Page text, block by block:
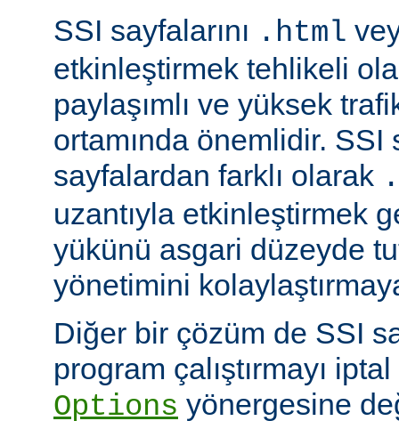
SSI sayfalarını .html
etkinleştirmek tehlikeli
paylaşımlı ve yüksek
ortamında önemlidir. SSI
sayfalardan farklı olarak
uzantıyla etkinleştirmek
yükünü asgari düzeyde
yönetimini
Diğer bir çözüm de SSI
program çalıştırmayı
Options yönergesine